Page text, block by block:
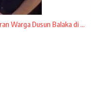
Warga Dusun Balaka di ...